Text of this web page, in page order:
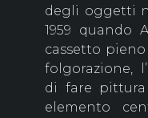
degli oggetti
1959 quando
cassetto
folgorazione,
di fare pittura
elemento